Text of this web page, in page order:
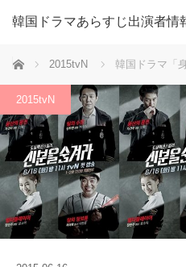
韓国ドラマあらすじ出演者情
ホーム 2015tvN 韓国ドラマ「
2015tvN